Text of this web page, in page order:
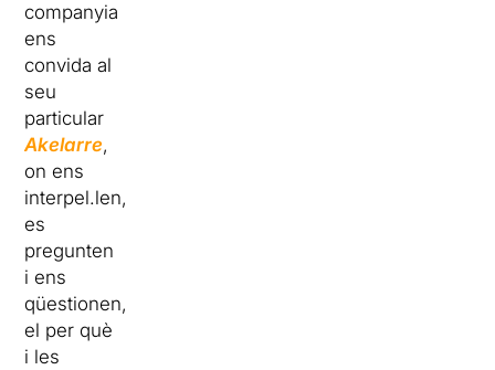
companyia
ens
convida al
seu
particular
Akelarre,
on ens
interpel.len,
es
pregunten
i ens
qüestionen,
el per què
i les